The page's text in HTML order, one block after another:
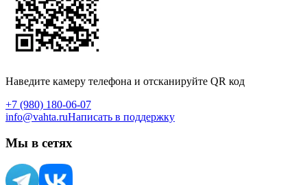
Наведите камеру телефона и отсканируйте QR код
+7 (980) 180-06-07
info@vahta.ruНаписать в поддержку
Мы в сетях